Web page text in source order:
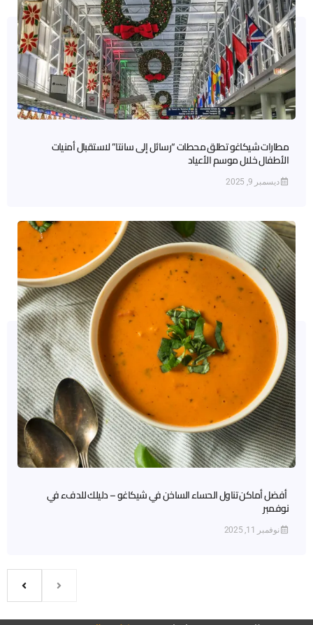
مطارات شيكاغو تطلق محطات “رسائل إلى سانتا” لاستقبال أمنيات
الأطفال خلال موسم الأعياد
ديسمبر 9, 2025
أفضل أماكن تناول الحساء الساخن في شيكاغو – دليلك للدفء في
نوفمبر
نوفمبر 11, 2025